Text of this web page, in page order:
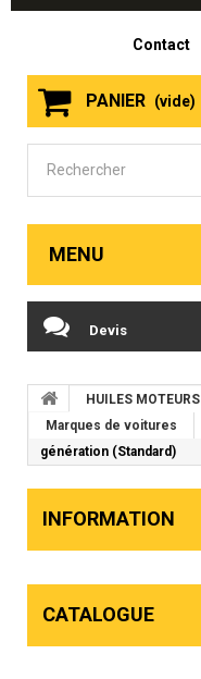
Contact
PANIER (vide)
MENU
Devis
HUILES MOTEURS
Marques de voitures
génération (Standard)
INFORMATION
CATALOGUE